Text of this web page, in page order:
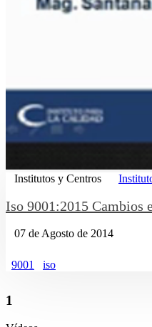
Institutos y Centros
Iso 9001:2015 Cambios
07 de Agosto de 2014
9001 iso
1